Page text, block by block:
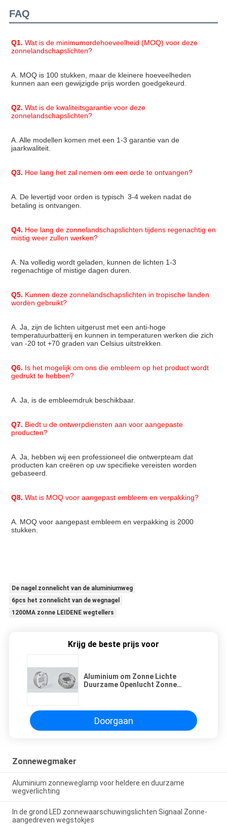
FAQ
Q1. Wat is de minimumordehoeveelheid (MOQ) voor deze
zonnelandschapslichten?
A. MOQ is 100 stukken, maar de kleinere hoeveelheden
kunnen aan een gewijzigde prijs worden goedgekeurd.
Q2. Wat is de kwaliteitsgarantie voor deze
zonnelandschapslichten?
A. Alle modellen komen met een 1-3 garantie van de
jaarkwaliteit.
Q3. Hoe lang het zal nemen om een orde te ontvangen?
A. De levertijd voor orden is typisch 3-4 weken nadat de
betaling is ontvangen.
Q4. Hoe lang de zonnelandschapslichten tijdens regenachtig en
mistig weer zullen werken?
A. Na volledig wordt geladen, kunnen de lichten 1-3
regenachtige of mistige dagen duren.
Q5. Kunnen deze zonnelandschapslichten in tropische landen
worden gebruikt?
A. Ja, zijn de lichten uitgerust met een anti-hoge
temperatuurbatterij en kunnen in temperaturen werken die zich
van -20 tot +70 graden van Celsius uitstrekken.
Q6. Is het mogelijk om ons die embleem op het product wordt
gedrukt te hebben?
A. Ja, is de embleemdruk beschikbaar.
Q7. Biedt u de ontwerpdiensten aan voor aangepaste
producten?
A. Ja, hebben wij een professioneel die ontwerpteam dat
producten kan creëren op uw specifieke vereisten worden
gebaseerd.
Q8. Wat is MOQ voor aangepast embleem en verpakking?
A. MOQ voor aangepast embleem en verpakking is 2000
stukken.
De nagel zonnelicht van de aluminiumweg
6pcs het zonnelicht van de wegnagel
1200MA zonne LEIDENE wegtellers
Krijg de beste prijs voor
Aluminium om Zonne Lichte
Duurzame Openlucht Zonne
Doorgaan
Zonnewegmaker
Aluminium zonneweglamp voor heldere en duurzame
wegverlichting
In de grond LED zonnewaarschuwingslichten Signaal Zonne-
aangedreven wegstokjes